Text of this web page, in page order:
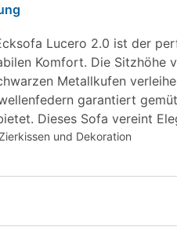
Lucero 2.0 ist der
Komfort. Die Sitzhöhe
Metallkufen
garantiert
Dieses Sofa vereint
und Dekoration